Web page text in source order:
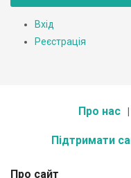
Вхід
Реєстрація
Про нас
Підтримати
Про сайт